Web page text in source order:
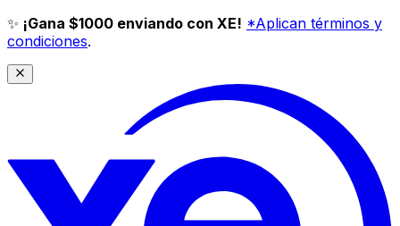
✨ ¡Gana $1000 enviando con XE! *Aplican términos y
condiciones.